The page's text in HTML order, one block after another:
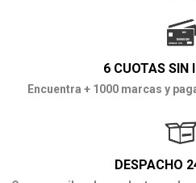
6 CUOTAS SIN
Encuentra + 1000 marcas y
DESPACHO